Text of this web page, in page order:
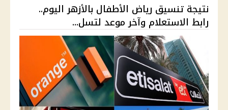
نتيجة تنسيق رياض الأطفال بالأزهر اليوم..
رابط الاستعلام وآخر موعد لتسل...